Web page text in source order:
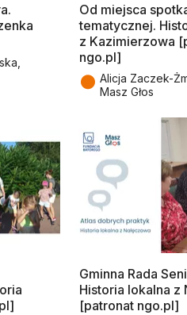
Od miejsca
tematycznej.
z Kazimierzowa
ngo.pl]
● Alicja Zaczek-
Masz Głos
Gminna Rada
Historia lokalna z
[patronat ngo.pl]